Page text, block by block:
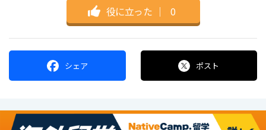
役に立った ｜ 0
シェア ポスト